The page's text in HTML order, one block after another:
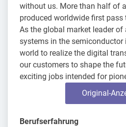
without us. More than half of
produced worldwide first pass
As the global market leader
systems in the semiconductor
world to realize the digital
our customers to shape the
exciting jobs intended for
Original-
Berufserfahrung